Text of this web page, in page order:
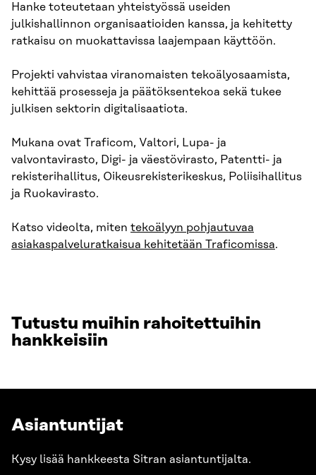
Hanke toteutetaan yhteistyössä useiden
julkishallinnon organisaatioiden kanssa, ja kehitetty
ratkaisu on muokattavissa laajempaan käyttöön.
Projekti vahvistaa viranomaisten tekoälyosaamista,
kehittää prosesseja ja päätöksentekoa sekä tukee
julkisen sektorin digitalisaatiota.
Mukana ovat Traficom, Valtori, Lupa- ja
valvontavirasto, Digi- ja väestövirasto, Patentti- ja
rekisterihallitus, Oikeusrekisterikeskus, Poliisihallitus
ja Ruokavirasto.
Katso videolta, miten tekoälyyn pohjautuvaa
asiakaspalveluratkaisua kehitetään Traficomissa.
Tutustu muihin rahoitettuihin
hankkeisiin
Asiantuntijat
Kysy lisää hankkeesta Sitran asiantuntijalta.